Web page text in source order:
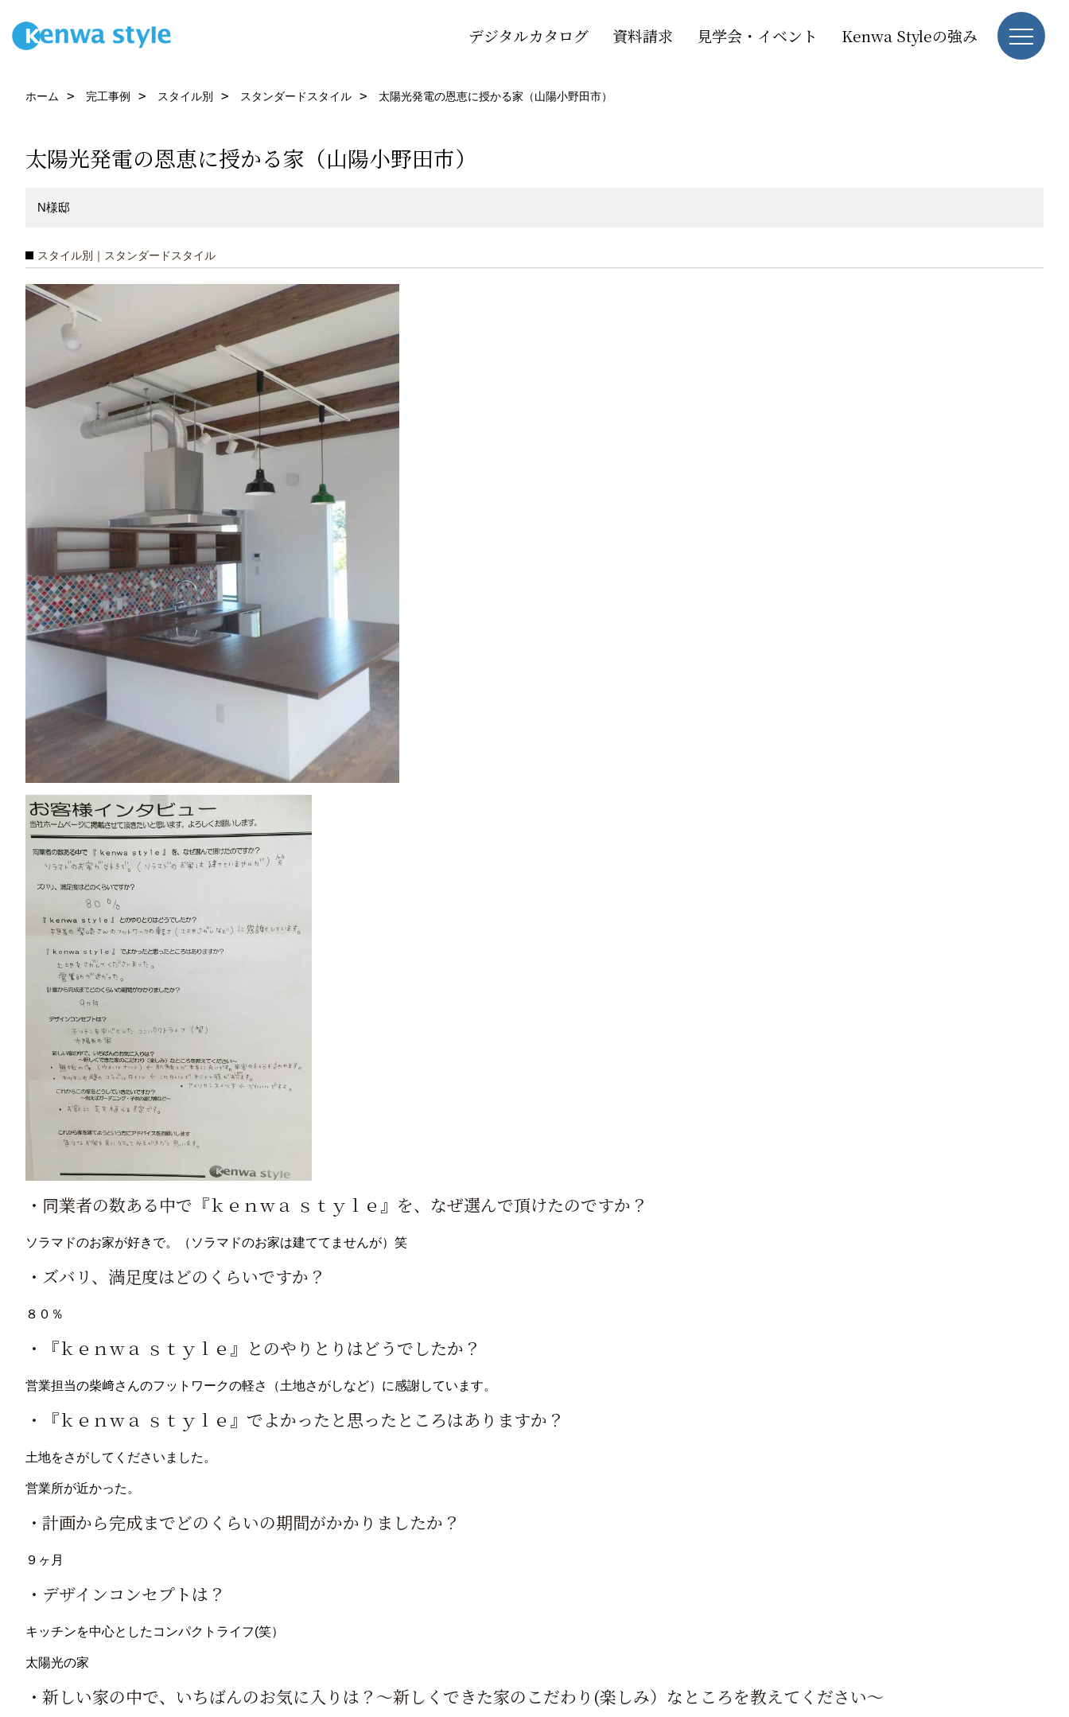
デジタルカタログ 資料請求 見学会・イベント Kenwa Styleの強み
ホーム 完工事例 スタイル別 スタンダードスタイル 太陽光発電の恩恵に授かる家（山陽小野田市）
太陽光発電の恩恵に授かる家（山陽小野田市）
N様邸
スタイル別｜スタンダードスタイル
・同業者の数ある中で『ｋｅｎｗａ ｓｔｙｌｅ』を、なぜ選んで頂けたのですか？
ソラマドのお家が好きで。（ソラマドのお家は建ててませんが）笑
・ズバリ、満足度はどのくらいですか？
８０％
・『ｋｅｎｗａ ｓｔｙｌｅ』とのやりとりはどうでしたか？
営業担当の柴﨑さんのフットワークの軽さ（土地さがしなど）に感謝しています。
・『ｋｅｎｗａ ｓｔｙｌｅ』でよかったと思ったところはありますか？
土地をさがしてくださいました。
営業所が近かった。
・計画から完成までどのくらいの期間がかかりましたか？
９ヶ月
・デザインコンセプトは？
キッチンを中心としたコンパクトライフ(笑）
太陽光の家
・新しい家の中で、いちばんのお気に入りは？～新しくできた家のこだわり(楽しみ）なところを教えてください～